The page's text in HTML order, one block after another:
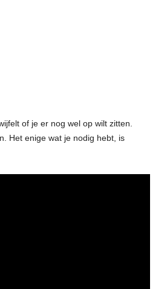
of je er nog wel op wilt zitten.
Het enige wat je nodig hebt, is